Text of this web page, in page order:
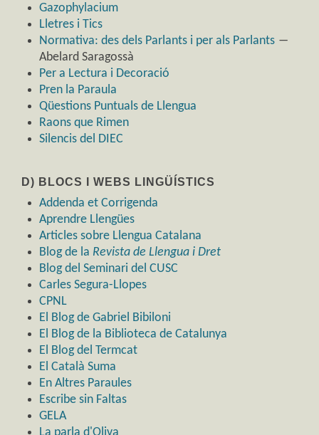
Gazophylacium
Lletres i Tics
Normativa: des dels Parlants i per als Parlants ―
Abelard Saragossà
Per a Lectura i Decoració
Pren la Paraula
Qüestions Puntuals de Llengua
Raons que Rimen
Silencis del DIEC
D) BLOCS I WEBS LINGÜÍSTICS
Addenda et Corrigenda
Aprendre Llengües
Articles sobre Llengua Catalana
Blog de la Revista de Llengua i Dret
Blog del Seminari del CUSC
Carles Segura-Llopes
CPNL
El Blog de Gabriel Bibiloni
El Blog de la Biblioteca de Catalunya
El Blog del Termcat
El Català Suma
En Altres Paraules
Escribe sin Faltas
GELA